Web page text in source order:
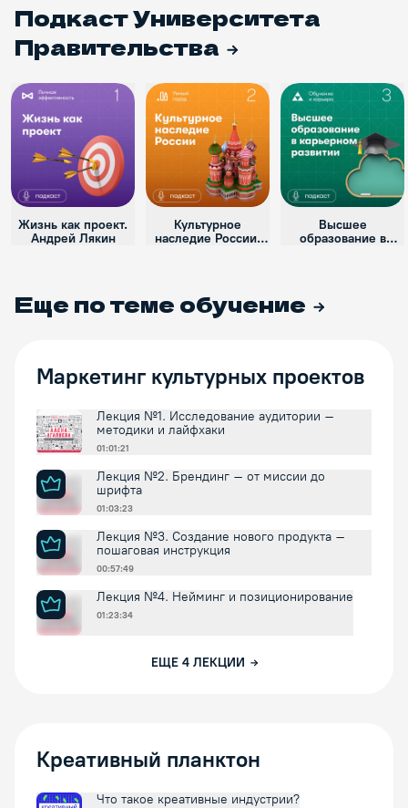
Подкаст Университета
Правительства
Жизнь как проект.
Андрей Лякин
Культурное
наследие России.
Высшее
образование в
Еще по теме обучение
Маркетинг культурных проектов
Лекция №1. Исследование аудитории –
методики и лайфхаки
01:01:21
Лекция №2. Брендинг – от миссии до
шрифта
01:03:23
Лекция №3. Создание нового продукта –
пошаговая инструкция
00:57:49
Лекция №4. Нейминг и позиционирование
01:23:34
ЕЩЕ 4 ЛЕКЦИИ
Креативный планктон
Что такое креативные индустрии?